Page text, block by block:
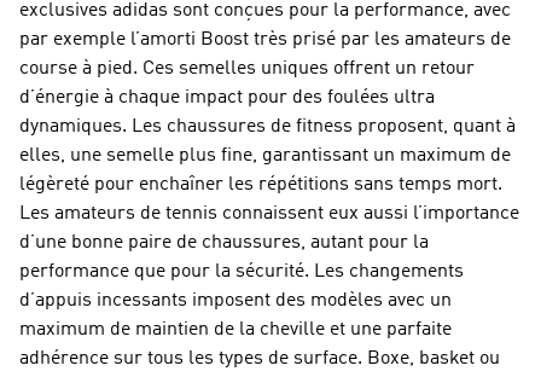
exclusives adidas sont conçues pour la performance, avec
par exemple l’amorti Boost très prisé par les amateurs de
course à pied. Ces semelles uniques offrent un retour
d’énergie à chaque impact pour des foulées ultra
dynamiques. Les chaussures de fitness proposent, quant à
elles, une semelle plus fine, garantissant un maximum de
légèreté pour enchaîner les répétitions sans temps mort.
Les amateurs de tennis connaissent eux aussi l’importance
d’une bonne paire de chaussures, autant pour la
performance que pour la sécurité. Les changements
d’appuis incessants imposent des modèles avec un
maximum de maintien de la cheville et une parfaite
adhérence sur tous les types de surface. Boxe, basket ou